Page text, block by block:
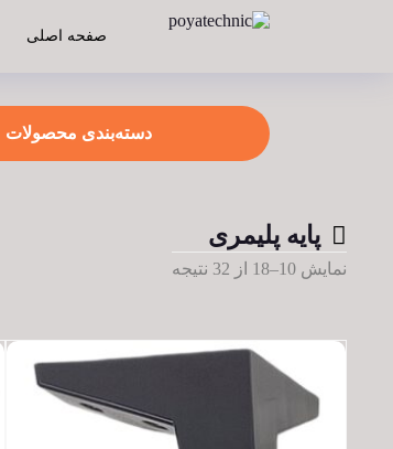
صفحه اصلی
دسته‌بندی محصولات
پایه پلیمری
نمایش 10–18 از 32 نتیجه